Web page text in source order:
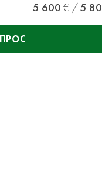
5 600 5